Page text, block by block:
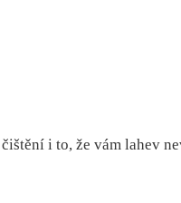
i to, že vám lahev